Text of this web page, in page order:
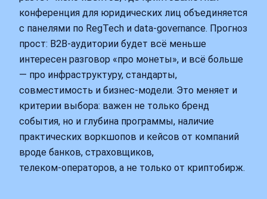
конференция для юридических лиц объединяется
с панелями по RegTech и data‑governance. Прогноз
прост: B2B‑аудитории будет всё меньше
интересен разговор «про монеты», и всё больше
— про инфраструктуру, стандарты,
совместимость и бизнес‑модели. Это меняет и
критерии выбора: важен не только бренд
события, но и глубина программы, наличие
практических воркшопов и кейсов от компаний
вроде банков, страховщиков,
телеком‑операторов, а не только от криптобирж.